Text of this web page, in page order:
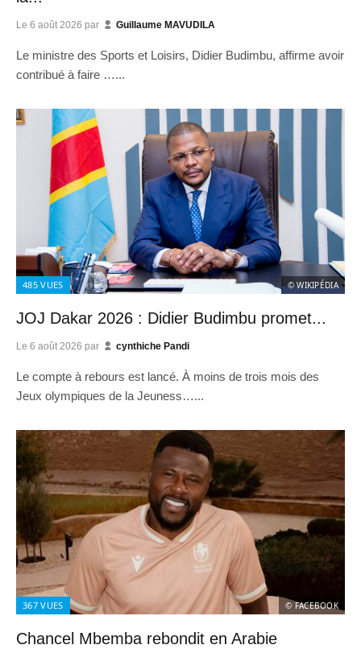
Le 6 août 2026 par Guillaume MAVUDILA
Le ministre des Sports et Loisirs, Didier Budimbu, affirme avoir
contribué à faire …...
485 VUES © WIKIPÉDIA
JOJ Dakar 2026 : Didier Budimbu promet...
Le 6 août 2026 par cynthiche Pandi
Le compte à rebours est lancé. À moins de trois mois des
Jeux olympiques de la Jeuness…...
367 VUES © FACEBOOK
Chancel Mbemba rebondit en Arabie